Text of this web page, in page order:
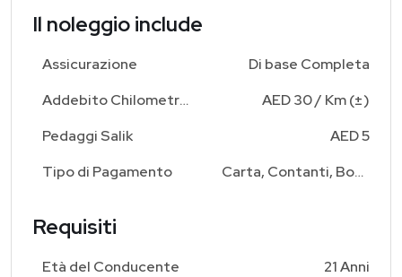
Il noleggio include
Assicurazione
Addebito Chilometraggio Aggiuntivo
Pedaggi Salik
Tipo di Pagamento
Di base Completa
AED 30 / Km (±)
AED 5
Carta, Contanti, Bonifico Bancario
Requisiti
Età del Conducente 21 Anni